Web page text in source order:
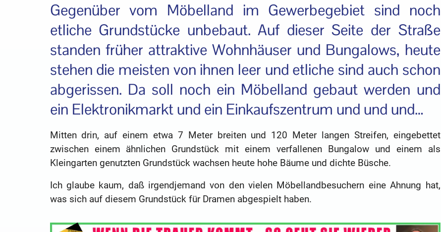
Gegenüber vom Möbelland im Gewerbegebiet sind noch
etliche Grundstücke unbebaut. Auf dieser Seite der Straße
standen früher attraktive Wohnhäuser und Bungalows, heute
stehen die meisten von ihnen leer und etliche sind auch schon
abgerissen. Da soll noch ein Möbelland gebaut werden und
ein Elektronikmarkt und ein Einkaufszentrum und und und…
Mitten drin, auf einem etwa 7 Meter breiten und 120 Meter langen Streifen, eingebettet
zwischen einem ähnlichen Grundstück mit einem verfallenen Bungalow und einem als
Kleingarten genutzten Grundstück wachsen heute hohe Bäume und dichte Büsche.
Ich glaube kaum, daß irgendjemand von den vielen Möbellandbesuchern eine Ahnung hat,
was sich auf diesem Grundstück für Dramen abgespielt haben.